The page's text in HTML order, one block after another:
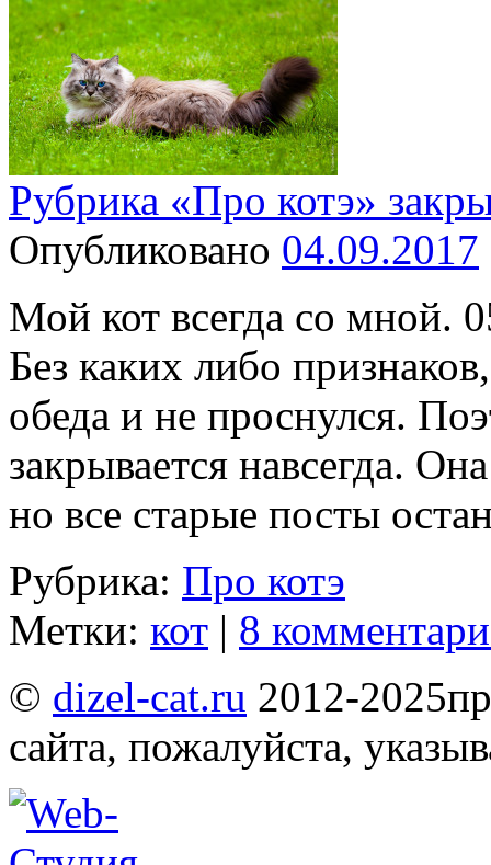
Рубрика «Про котэ»
Опубликовано 04.09.2017
Мой кот всегда со мной.
Без каких либо
обеда и не проснулся.
закрывается навсегда.
но все старые посты
Рубрика: Про котэ
Метки: кот | 8
© dizel-cat.ru 2012-2025
сайта, пожалуйста,